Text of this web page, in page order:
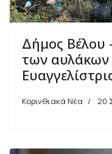
Δήμος Βέλου
των αυλάκων
Κορινθιακά Νέα 20